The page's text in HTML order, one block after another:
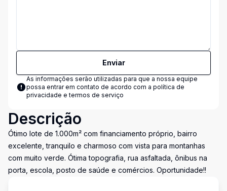
Enviar
As informações serão utilizadas para que a nossa equipe
possa entrar em contato de acordo com a política de
privacidade e termos de serviço
Descrição
Ótimo lote de 1.000m² com financiamento próprio, bairro
excelente, tranquilo e charmoso com vista para montanhas
com muito verde. Ótima topografia, rua asfaltada, ônibus na
porta, escola, posto de saúde e comércios. Oportunidade!!